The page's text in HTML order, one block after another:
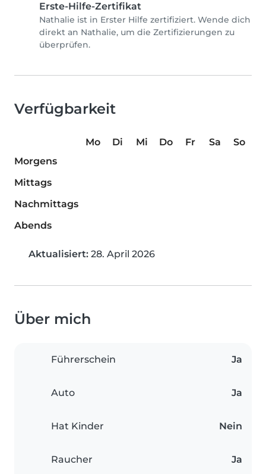
Erste-Hilfe-Zertifikat
Nathalie ist in Erster Hilfe zertifiziert. Wende dich
direkt an Nathalie, um die Zertifizierungen zu
überprüfen.
Verfügbarkeit
Mo Di Mi Do Fr Sa
So
Morgens
Mittags
Nachmittags
Abends
Aktualisiert: 28. April 2026
Über mich
Führerschein Ja
Auto Ja
Hat Kinder Nein
Raucher Ja